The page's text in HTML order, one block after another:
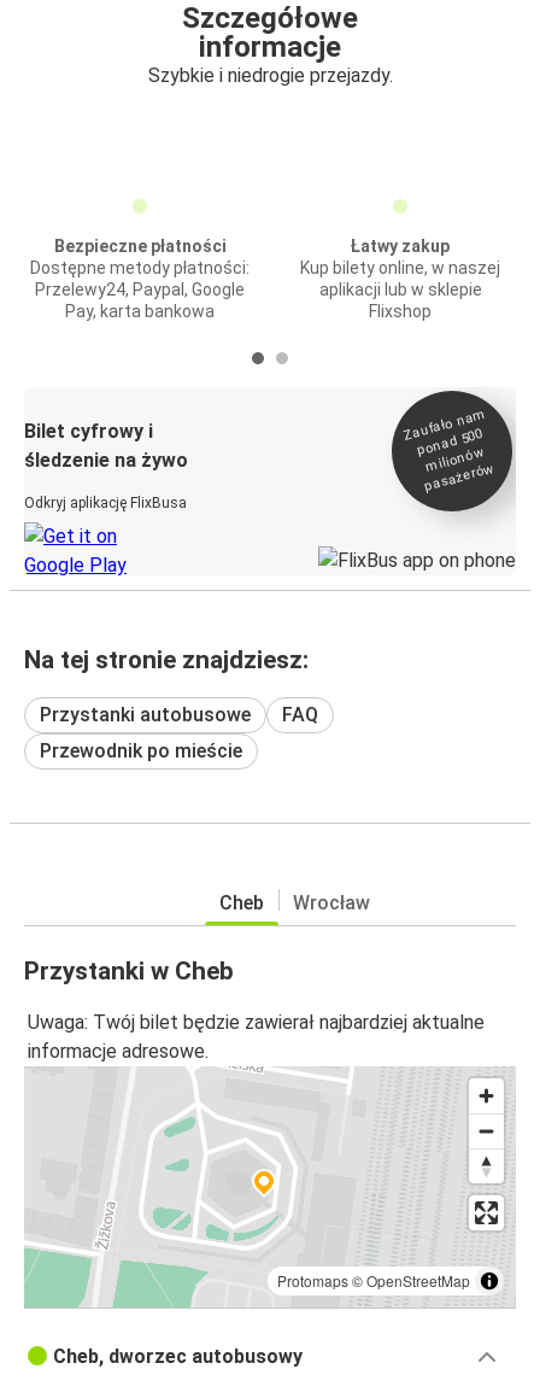
Szczegółowe
informacje
Szybkie i niedrogie przejazdy.
Bezpieczne płatności
Dostępne metody płatności:
Przelewy24, Paypal, Google
Pay, karta bankowa
Łatwy zakup
Kup bilety online, w naszej
aplikacji lub w sklepie
Flixshop
Bilet cyfrowy i
śledzenie na żywo
Odkryj aplikację FlixBusa
Zaufało na
m
ponad 500
milionó
w
pasażeró
w
Na tej stronie znajdziesz:
Przystanki autobusowe
FAQ
Przewodnik po mieście
Cheb Wrocław
Przystanki w Cheb
Uwaga: Twój bilet będzie zawierał najbardziej aktualne
informacje adresowe.
Protomaps©OpenStreetMap
Cheb, dworzec autobusowy